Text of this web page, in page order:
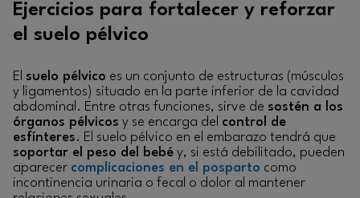
Ejercicios para fortalecer y reforzar
el suelo pélvico
El suelo pélvico es un conjunto de estructuras (músculos
y ligamentos) situado en la parte inferior de la cavidad
abdominal. Entre otras funciones, sirve de sostén a los
órganos pélvicos y se encarga del control de
esfínteres. El suelo pélvico en el embarazo tendrá que
soportar el peso del bebé y, si está debilitado, pueden
aparecer complicaciones en el posparto como
incontinencia urinaria o fecal o dolor al mantener